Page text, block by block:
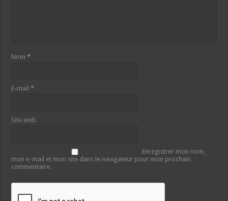
Nom*
E-mail*
Site web
Enregistrer mon nom,
mon e-mail et mon site dans le navigateur pour mon prochain
commentaire.